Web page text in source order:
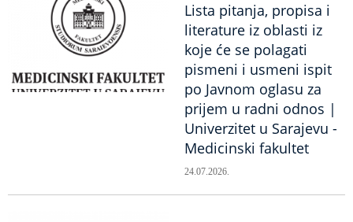
Lista pitanja, propisa i
literature iz oblasti iz
koje će se polagati
pismeni i usmeni ispit
po Javnom oglasu za
prijem u radni odnos |
Univerzitet u Sarajevu -
Medicinski fakultet
24.07.2026.